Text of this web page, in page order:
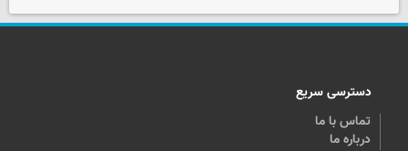
دسترسی سریع
تماس با ما
درباره ما